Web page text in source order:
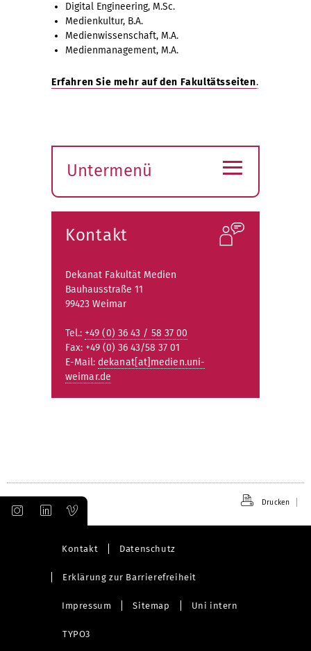
Digital Engineering, M.Sc.
Medienkultur, B.A.
Medienwissenschaft, M.A.
Medienmanagement, M.A.
Erfahren Sie mehr auf den Fakultätsseiten.
Untermenü
öffnen
≡
Kontakt
Dekanat Fakultät Medien
Bauhausstraße 11
99423 Weimar
Tel.: +49 (0) 36 43 / 58 37 00
Fax: +49 (0) 36 43/58 37 01
E-Mail: dekanat[at]medien.uni-
weimar.de
Drucken
Kontakt Datenschutz
Erklärung zur Barrierefreiheit
Impressum Sitemap Uni intern
TYPO3